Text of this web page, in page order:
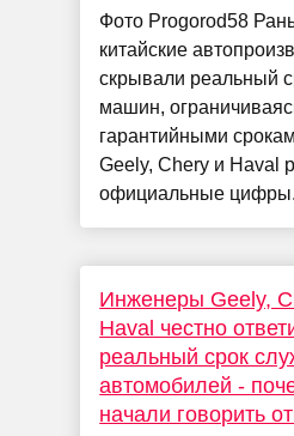
Фото Progorod58
китайские
скрывали реальный
машин,
гарантийными
Geely, Chery и Haval
официальные цифры.
Инженеры Geely,
Haval честно
реальный срок
автомобилей -
начали говорить